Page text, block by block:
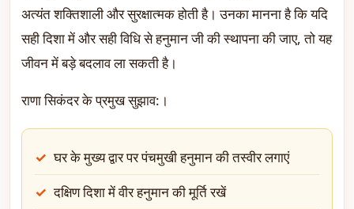
अत्यंत शक्तिशाली और सुरक्षात्मक होती है। उनका मानना है कि यदि
सही दिशा में और सही विधि से हनुमान जी की स्थापना की जाए, तो यह
जीवन में बड़े बदलाव ला सकती है।
राणा सिकंदर के प्रमुख सुझाव:।
घर के मुख्य द्वार पर पंचमुखी हनुमान की तस्वीर लगाएं
दक्षिण दिशा में वीर हनुमान की मूर्ति रखें